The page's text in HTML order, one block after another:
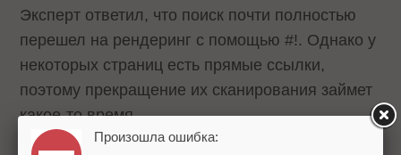
Эксперт ответил, что поиск почти полностью
перешел на рендеринг с помощью #!. Однако у
некоторых страниц есть прямые ссылки,
поэтому прекращение их сканирования займет
какое-то время.
Произошла ошибка: